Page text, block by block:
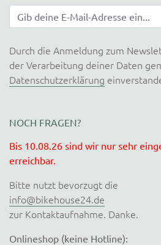
Durch die Anmeldung zum
der Verarbeitung deiner Daten
Datenschutzerklärung
NOCH FRAGEN?
Bis 10.08.26 sind wir nur sehr
erreichbar.
Bitte nutzt bevorzugt die
info@bikehouse24.de
zur Kontaktaufnahme. Danke.
Onlineshop (keine Hotline):